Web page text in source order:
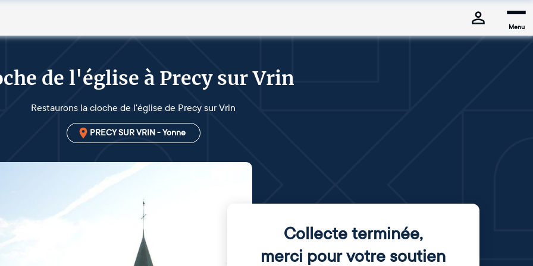
Menu
de l'église à Precy sur Vrin
Restaurons la cloche de l'église de Precy sur Vrin
PRECY SUR VRIN - Yonne
Collecte terminée,
merci pour votre soutien